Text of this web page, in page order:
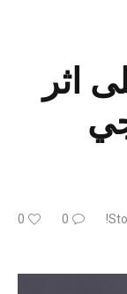
اثر
0
0